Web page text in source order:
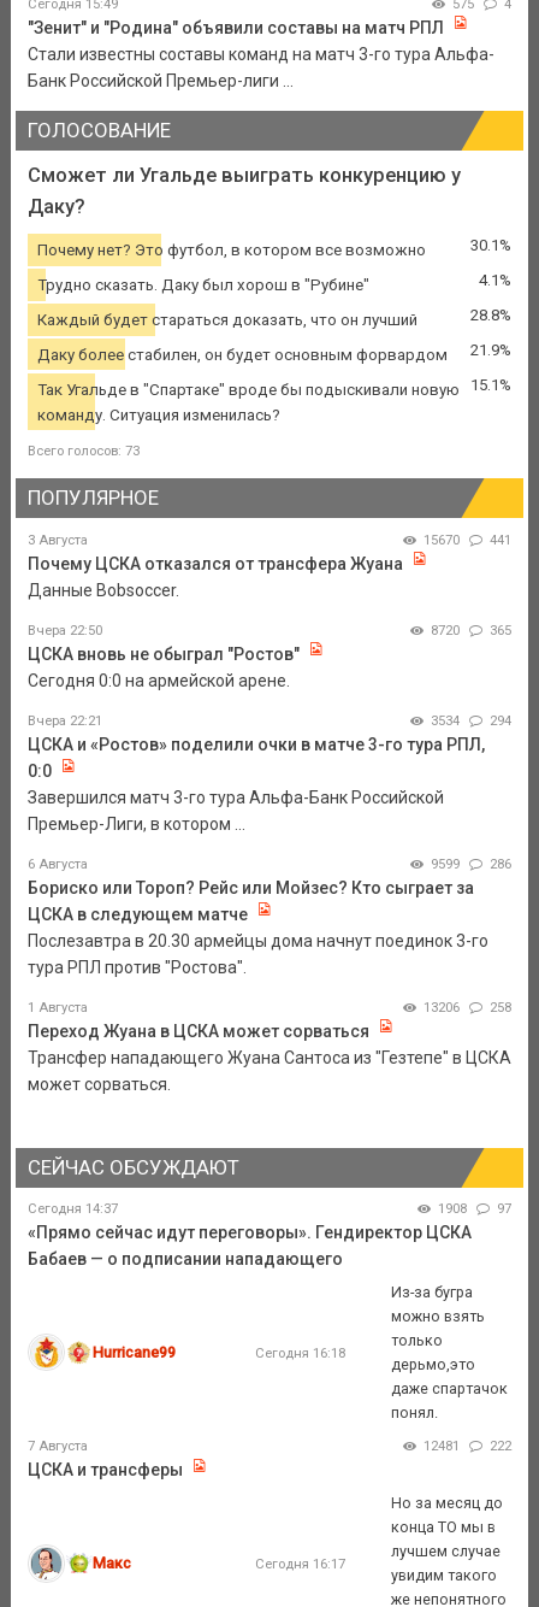
Сегодня 15:49 575 4
"Зенит" и "Родина" объявили составы на матч РПЛ
Стали известны составы команд на матч 3-го тура Альфа-
Банк Российской Премьер-лиги ...
ГОЛОСОВАНИЕ
Сможет ли Угальде выиграть конкуренцию у
Даку?
Почему нет? Это футбол, в котором все возможно 30.1%
Трудно сказать. Даку был хорош в "Рубине" 4.1%
Каждый будет стараться доказать, что он лучший 28.8%
Даку более стабилен, он будет основным форвардом 21.9%
Так Угальде в "Спартаке" вроде бы подыскивали новую
команду. Ситуация изменилась?
15.1%
Всего голосов: 73
ПОПУЛЯРНОЕ
3 Августа 15670 441
Почему ЦСКА отказался от трансфера Жуана
Данные Bobsoccer.
Вчера 22:50 8720 365
ЦСКА вновь не обыграл "Ростов"
Сегодня 0:0 на армейской арене.
Вчера 22:21 3534 294
ЦСКА и «Ростов» поделили очки в матче 3-го тура РПЛ,
0:0
Завершился матч 3-го тура Альфа-Банк Российской
Премьер-Лиги, в котором ...
6 Августа 9599 286
Бориско или Тороп? Рейс или Мойзес? Кто сыграет за
ЦСКА в следующем матче
Послезавтра в 20.30 армейцы дома начнут поединок 3-го
тура РПЛ против "Ростова".
1 Августа 13206 258
Переход Жуана в ЦСКА может сорваться
Трансфер нападающего Жуана Сантоса из "Гезтепе" в ЦСКА
может сорваться.
СЕЙЧАС ОБСУЖДАЮТ
Сегодня 14:37 1908 97
«Прямо сейчас идут переговоры». Гендиректор ЦСКА
Бабаев — о подписании нападающего
Hurricane99 Сегодня 16:18
Из-за бугра
можно взять
только
дерьмо,это
даже спартачок
понял.
7 Августа 12481 222
ЦСКА и трансферы
Макс Сегодня 16:17
Но за месяц до
конца ТО мы в
лучшем случае
увидим такого
же непонятного